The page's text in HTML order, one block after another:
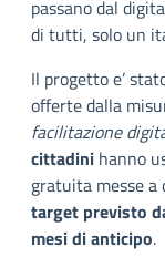
passano dal
di tutti, solo un
Il progetto e’
offerte dalla
facilitazione
cittadini hanno
gratuita messe a
target previsto
mesi di anticipo.